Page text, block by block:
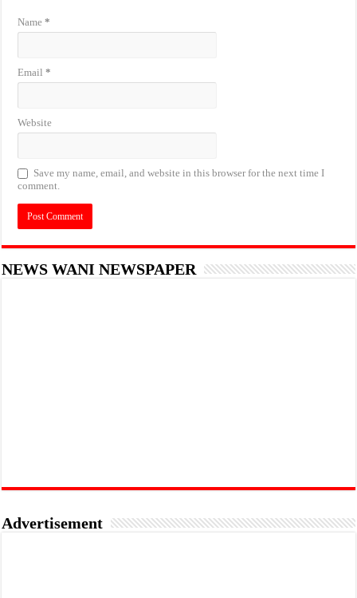
Name*
Email*
Website
Save my name, email, and website in this browser for the next time I
comment.
NEWS WANI NEWSPAPER
Advertisement